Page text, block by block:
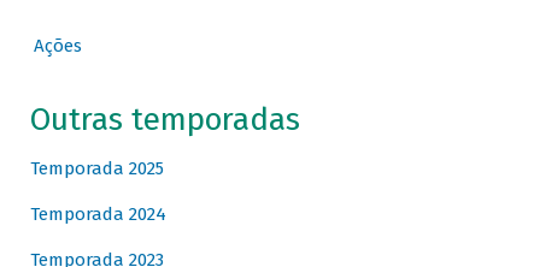
Ações
Outras temporadas
Temporada 2025
Temporada 2024
Temporada 2023